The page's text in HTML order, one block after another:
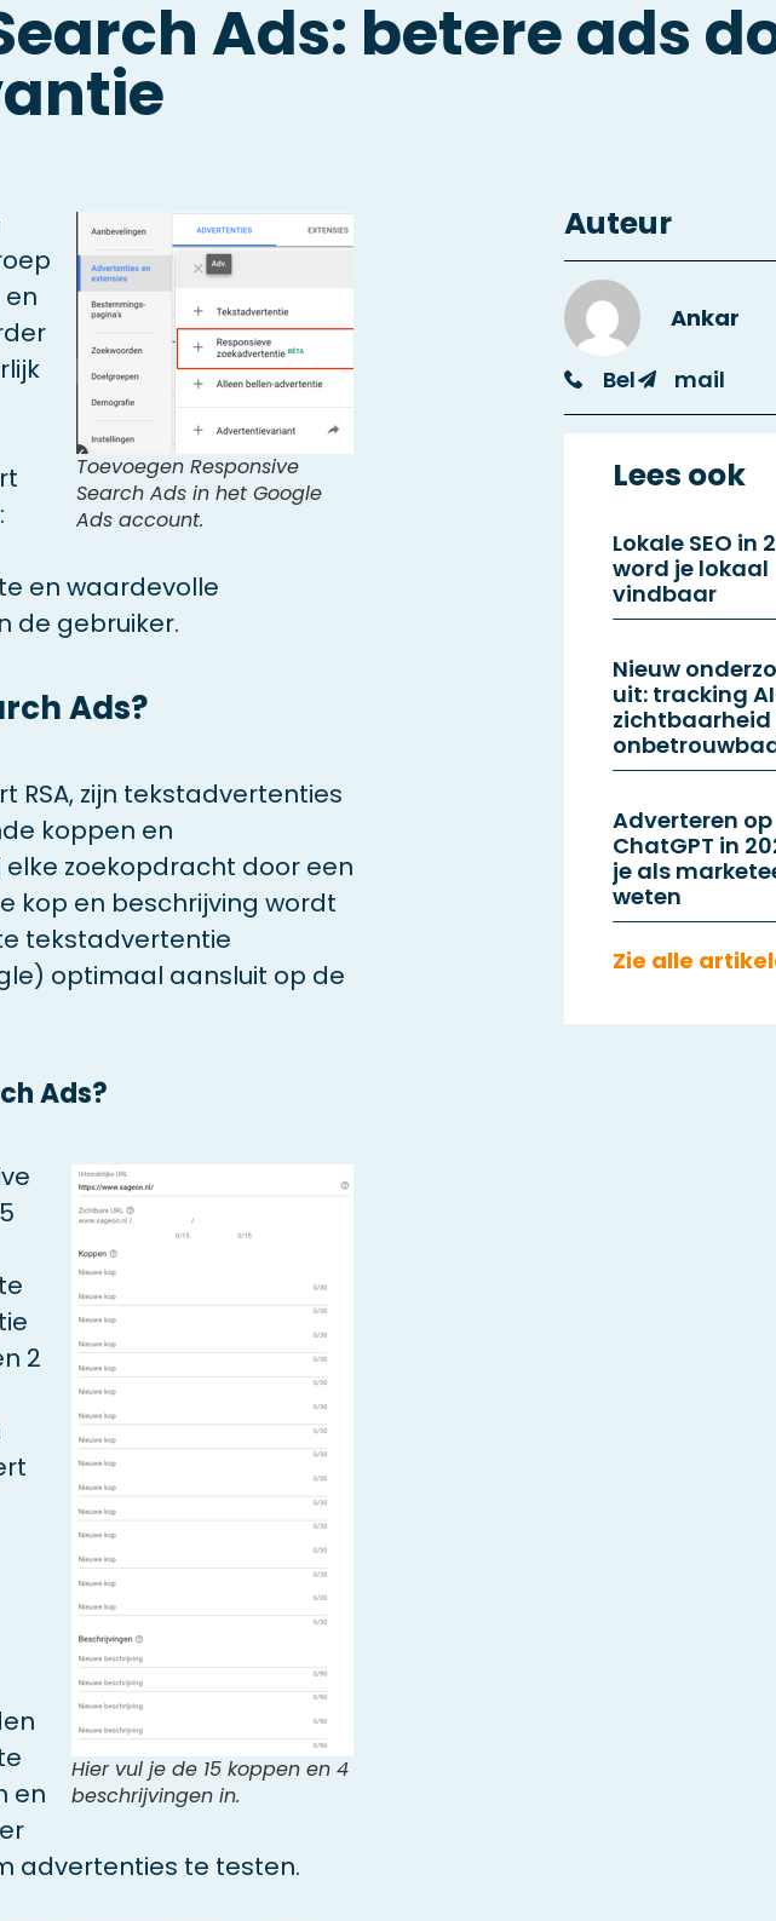
Ads: betere ads
Toevoegen Responsive
Search Ads in het Google
Ads account.
:
en waardevolle
de gebruiker.
Ads?
RSA, zijn tekstadvertenties
koppen en
elke zoekopdracht door een
kop en beschrijving wordt
tekstadvertentie
optimaal aansluit op de
Ads?
Hier vul je de 15 koppen en 4
beschrijvingen in.
2
en
advertenties te testen.
Auteur
Ankar
Bel mail
Lees ook
Lokale SEO in
word je lokaal
vindbaar
Nieuw
uit: tracking
zichtbaarheid
Adverteren op
ChatGPT in
je als
weten
Zie alle